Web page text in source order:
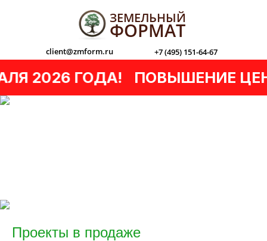
+7 (495) 151-64-67
client@zmform.ru
ЗЕМЕЛЬНЫЙ
ФОРМАТ
2026 ГОДА! ПОВЫШЕНИЕ ЦЕН
Проекты в продаже